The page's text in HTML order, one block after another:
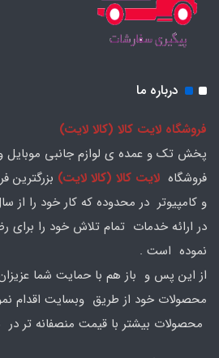
درباره ما
فروشگاه لایت کالا (کالا لایت)
پخش تک و عمده ی لوازم جانبی موبایل و
فروشگاه لایت کالا (کالا لایت) بزرگترین
در ارائه خدمات تمام تلاش خود را برای
نموده است .
از این پس و باز هم با حمایت شما
محصولات خود از طریق وبسایت اقدام
محصولات بیشتر با قیمت منصفانه تر در